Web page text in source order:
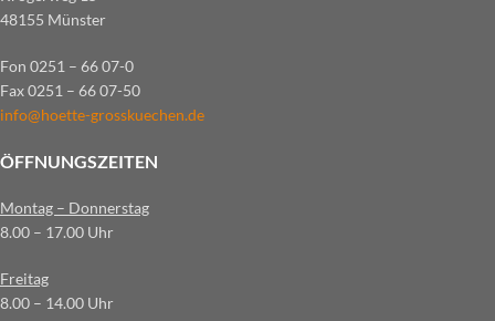
48155 Münster
Fon 0251 – 66 07-0
Fax 0251 – 66 07-50
info@hoette-grosskuechen.de
ÖFFNUNGSZEITEN
Montag – Donnerstag
8.00 – 17.00 Uhr
Freitag
8.00 – 14.00 Uhr